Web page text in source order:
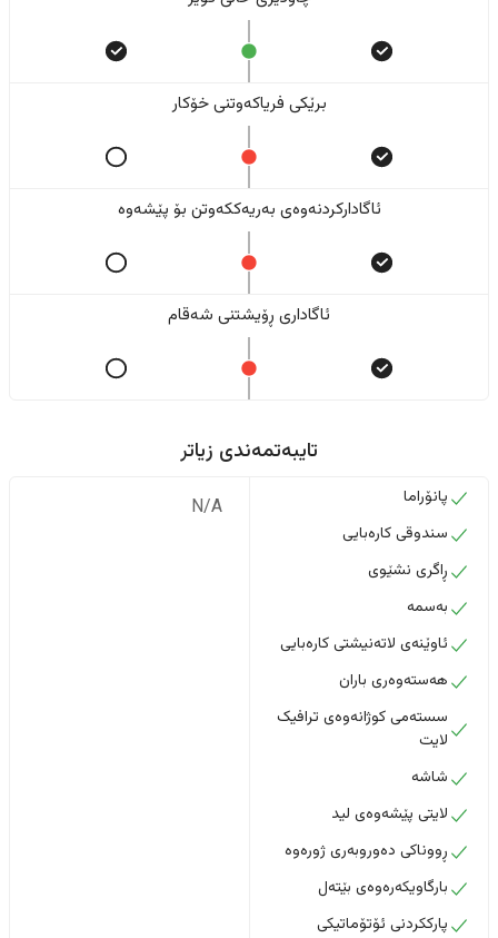
برێکی فریاکەوتنی خۆکار
ئاگادارکردنەوەی بەریەککەوتن بۆ پێشەوە
ئاگاداری ڕۆیشتنی شەقام
تایبەتمەندی زیاتر
پانۆراما
سندوقی کارەبایی
ڕاگری نشێوی
بەسمە
ئاوێنەی لاتەنیشتی کارەبایی
هەستەوەری باران
سستەمی کوژانەوەی ترافیک
لایت
شاشە
لایتی پێشەوەی لید
ڕووناکی دەوروبەری ژورەوە
بارگاویکەرەوەی بێتەل
پارککردنی ئۆتۆماتیکی
N/A